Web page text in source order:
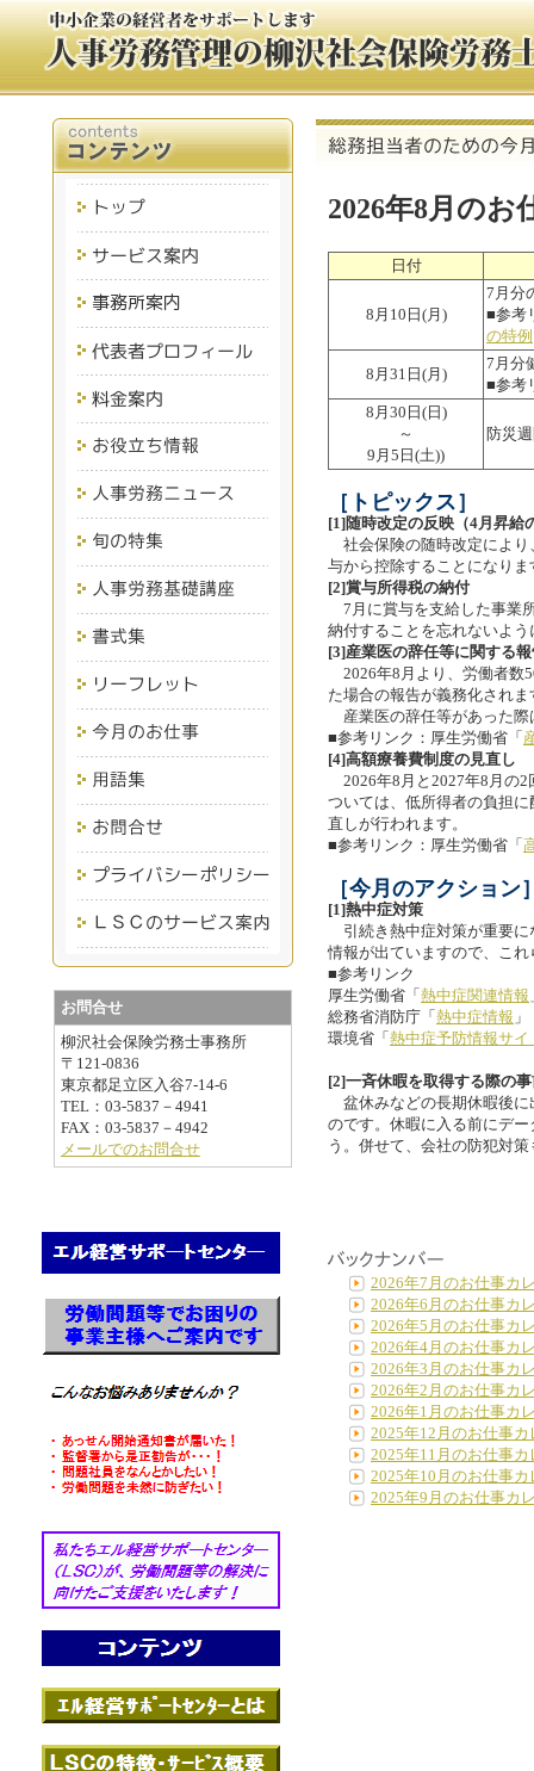
2026年8月のお
日付
8月10日(月)
7月分
■参考
の特例
8月31日(月)
7月分
■参考
8月30日(日)
～
9月5日(土))
防災
［トピックス］
[1]随時改定の反映（4月昇給
社会保険の随時改定により
与から控除することになりま
[2]賞与所得税の納付
7月に賞与を支給した事業
納付することを忘れないよ
[3]産業医の辞任等に関する
2026年8月より、労働者数
た場合の報告が義務化されま
産業医の辞任等があった際
■参考リンク：厚生労働省「
[4]高額療養費制度の見直し
2026年8月と2027年8月の2
ついては、低所得者の負担
直しが行われます。
■参考リンク：厚生労働省「
［今月のアクション
[1]熱中症対策
引続き熱中症対策が重要に
情報が出ていますので、こ
■参考リンク
厚生労働省「 熱中症関連情報
総務省消防庁「 熱中症情報 」
環境省「 熱中症予防情報サイ
[2]一斉休暇を取得する際の
盆休みなどの長期休暇後に
のです。休暇に入る前にデ
う。併せて、会社の防犯対
2026年7月のお仕事カ
2026年6月のお仕事カ
2026年5月のお仕事カ
2026年4月のお仕事カ
2026年3月のお仕事カ
2026年2月のお仕事カ
2026年1月のお仕事カ
2025年12月のお仕事カ
2025年11月のお仕事カ
2025年10月のお仕事カ
2025年9月のお仕事カ
お問合せ
柳沢社会保険労務士事務所
〒121-0836
東京都足立区入谷7-14-6
TEL：03-5837－4941
FAX：03-5837－4942
メールでのお問合せ